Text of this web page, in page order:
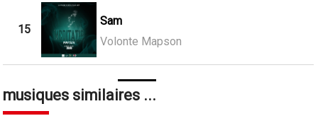
15
Sam
Volonte Mapson
musiques similaires ...